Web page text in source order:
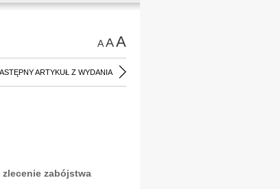
AAA
ARTYKUŁ Z WYDANIA
zlecenie zabójstwa